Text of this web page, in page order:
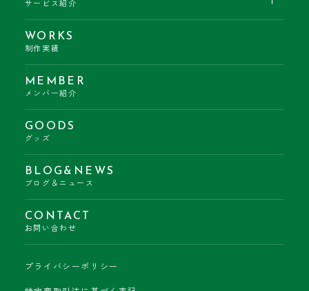
サービス紹介
WORKS
制作実績
MEMBER
メンバー紹介
GOODS
グッズ
BLOG&NEWS
ブログ＆ニュース
CONTACT
お問い合わせ
プライバシーポリシー